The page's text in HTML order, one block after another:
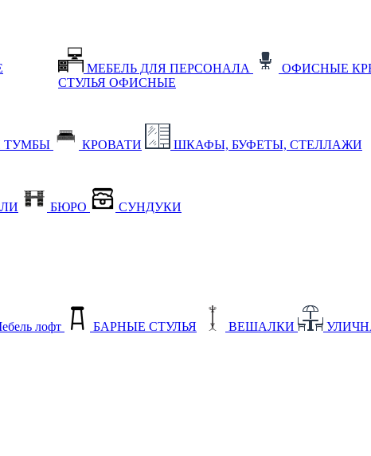
МЕБЕЛЬ ДЛЯ ПЕРСОНАЛА
ОФИСНЫЕ
СТУЛЬЯ ОФИСНЫЕ
ТУМБЫ КРОВАТИ ШКАФЫ, БУФЕТЫ, СТЕЛЛАЖИ
БЮРО СУНДУКИ
лофт БАРНЫЕ СТУЛЬЯ ВЕШАЛКИ